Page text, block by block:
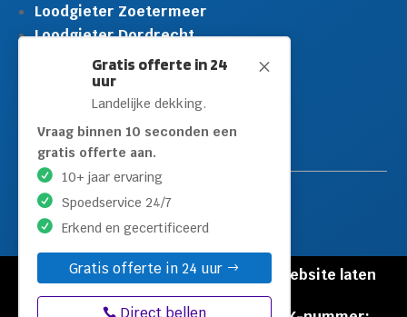
M
Gratis offerte in 24
uur
Landelijke dekking.
Vraag binnen 10 seconden een
gratis offerte aan.
10+ jaar ervaring
Spoedservice 24/7
Erkend en gecertificeerd
Gratis offerte in 24 uur
Direct bellen
Loodgieter Zoetermeer
Loodgieter Dordrecht
Loodgieter Rijswijk
Loodgieter Schiedam
Loodgieter Leidschendam
Loodgieter Hilversum
© Copyright Loodgieters Kwartier |
Website laten
maken door Flexamedia